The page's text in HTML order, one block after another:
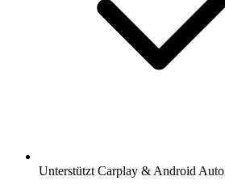
Unterstützt Carplay & Android Auto